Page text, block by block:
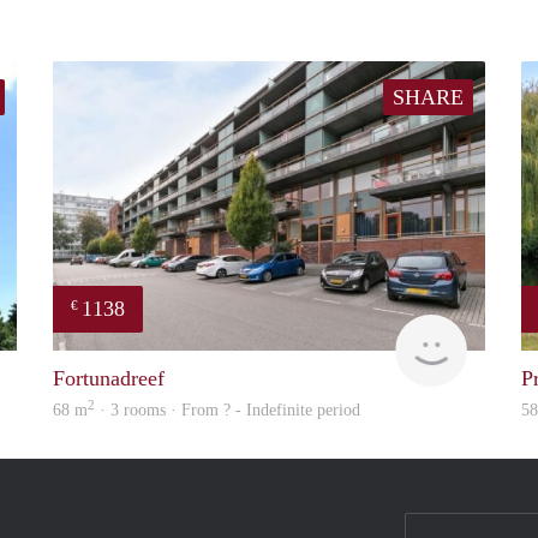
Woning
SHARE
€ 1138
finder
Fortunadreef
68 m2 · 3 rooms · From ? - Indefinite period